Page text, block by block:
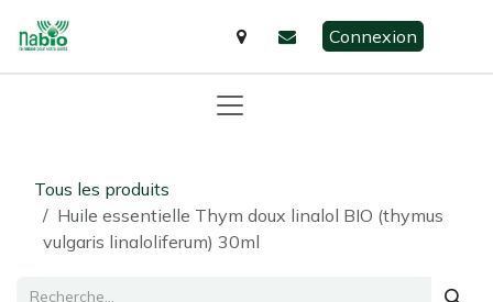
Connexion
Tous les produits
Huile essentielle Thym doux linalol BIO (thymus
vulgaris linaloliferum) 30ml